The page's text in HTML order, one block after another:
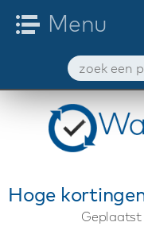
Hoge
Geplaatst